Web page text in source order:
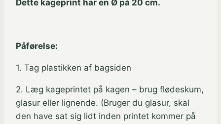
Dette kageprint har en Ø på 20 cm.
Påførelse:
1. Tag plastikken af bagsiden
2. Læg kageprintet på kagen – brug flødeskum,
glasur eller lignende. (Bruger du glasur, skal
den have sat sig lidt inden printet kommer på